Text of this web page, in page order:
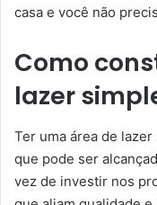
casa e você não
Como
lazer
Ter uma área de
que pode ser
vez de investir nos